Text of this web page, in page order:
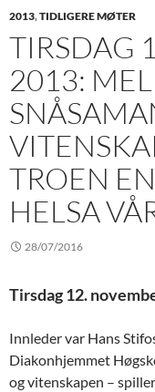
2013,TIDLIGERE MØTER
TIRSDAG
2013:
TROEN
HELSA
28/07/2016
Tirsdag 12.
Innleder var Hans
Diakonhjemmet
og vitenskapen –